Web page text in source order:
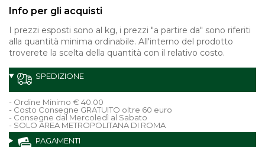
Info per gli acquisti
I prezzi esposti sono al kg, i prezzi "a partire da" sono riferiti
alla quantità minima ordinabile. All'interno del prodotto
troverete la scelta della quantità con il relativo costo.
SPEDIZIONE
- Ordine Minimo € 40.00
- Costo Consegne GRATUITO oltre 60 euro
- Consegne dal Mercoledì al Sabato
- SOLO AREA METROPOLITANA DI ROMA
PAGAMENTI